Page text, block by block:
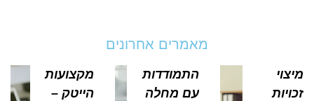
מאמרים אחרונים
התמודדות
עם מחלה
מקצועות
הייטק –